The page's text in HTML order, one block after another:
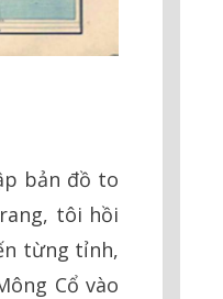
bản đồ to
tôi hồi
từng tỉnh,
Cổ vào